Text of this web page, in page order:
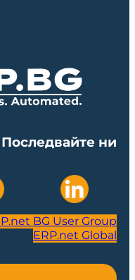
Последвайте ни
BG User Group
ERP.net Global